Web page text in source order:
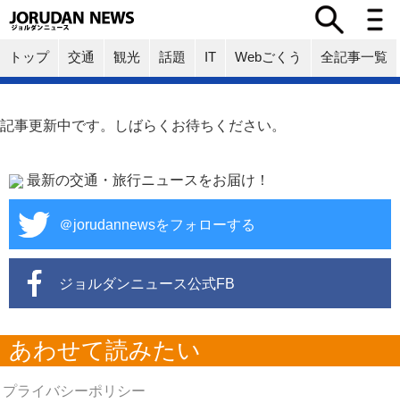
トップ 交通 観光 話題 IT Webごくう 全記事一覧
記事更新中です。しばらくお待ちください。
最新の交通・旅行ニュースをお届け！
＠jorudannewsをフォローする
ジョルダンニュース公式FB
あわせて読みたい
プライバシーポリシー